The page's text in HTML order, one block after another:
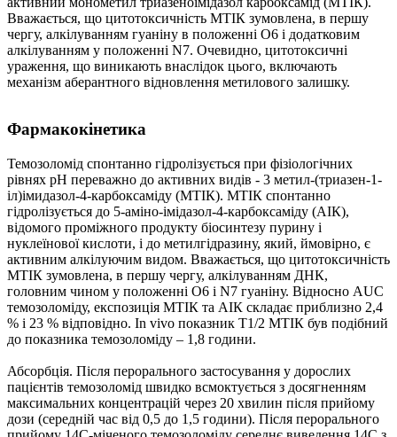
Вважається, що цитотоксичність МТІК зумовлена, в першу
чергу, алкілуванням гуаніну в положенні О6 і додатковим
алкілуванням у положенні N7. Очевидно, цитотоксичні
ураження, що виникають внаслідок цього, включають
механізм аберантного відновлення метилового залишку.
Фармакокінетика
Темозоломід спонтанно гідролізується при фізіологічних
рівнях рН переважно до активних видів - 3 метил-(триазен-1-
іл)імидазол-4-карбоксаміду (МТІК). МТІК спонтанно
гідролізується до 5-аміно-імідазол-4-карбоксаміду (АІК),
відомого проміжного продукту біосинтезу пурину і
нуклеїнової кислоти, і до метилгідразину, який, ймовірно, є
активним алкілуючим видом. Вважається, що цитотоксичність
МТІК зумовлена, в першу чергу, алкілуванням ДНК,
головним чином у положенні О6 і N7 гуаніну. Відносно AUC
темозоломіду, експозиція МТІК та АІК складає приблизно 2,4
% і 23 % відповідно. In vivo показник T1/2 МТІК був подібний
до показника темозоломіду – 1,8 години.
Абсорбція. Після перорального застосування у дорослих
пацієнтів темозоломід швидко всмоктується з досягненням
максимальних концентрацій через 20 хвилин після прийому
дози (середній час від 0,5 до 1,5 години). Після перорального